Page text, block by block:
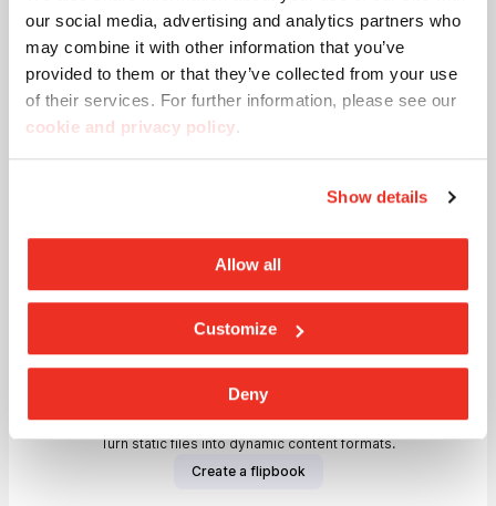
our social media, advertising and analytics partners who
may combine it with other information that you’ve
provided to them or that they’ve collected from your use
of their services. For further information, please see our
cookie and privacy policy.
Show details
Allow all
Customize
Deny
Wissenschaft, Mathematik, Astronomie und Design
miteinander. Diese Seiten enthalten ein direktes Zeugnis
seiner Denk- und Planungsweise in Form eines
interessanten Interviews, das Libeskind am Rande der
Preisverleihung der IX. Veranstaltung des Grand Prix
Casalgrande Padana gab, zu deren Anlass Libeskind als